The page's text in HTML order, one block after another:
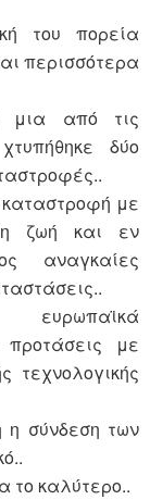
του πορεία
περισσότερα
μια από τις
δύο
με
ζωή και εν
αναγκαίες
προτάσεις με
τεχνολογικής
η σύνδεση των
το καλύτερο..